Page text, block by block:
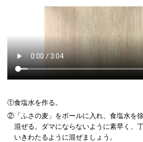
①食塩水を作る。
②「ふさの麦」をボールに入れ、食塩水を
混ぜる。ダマにならないように素早く、
いきわたるように混ぜましょう。